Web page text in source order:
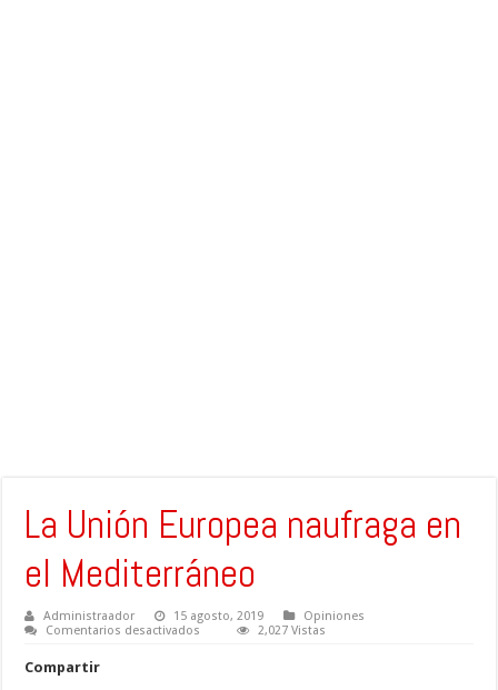
La Unión Europea naufraga en
el Mediterráneo
Administraador 15 agosto, 2019
Opiniones
Comentarios desactivados
2,027 Vistas
Compartir